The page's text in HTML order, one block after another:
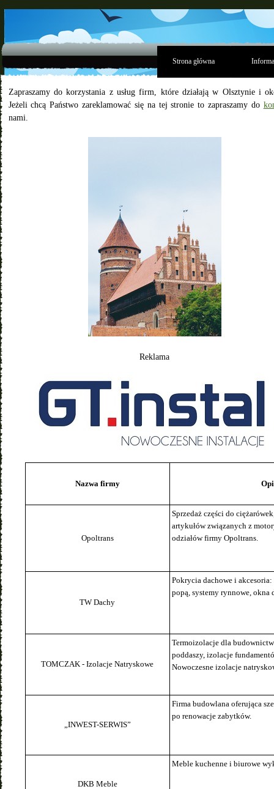
Strona główna
Zapraszamy do korzystania z usług firm, które działają w Olsztynie i
Jeżeli chcą Państwo zareklamować się na tej stronie to zapraszamy do
nami.
Reklama
Nazwa firmy
Opoltrans
Sprzedaż części do
artykułów związanych z
odziałów firmy Opoltrans.
TW Dachy
Pokrycia dachowe i
popą, systemy rynnowe, okna
TOMCZAK - Izolacje Natryskowe
Termoizolacje dla
poddaszy, izolacje
Nowoczesne izolacje
„INWEST-SERWIS”
Firma budowlana oferująca
po renowacje zabytków.
DKB Meble
Meble kuchenne i biurowe